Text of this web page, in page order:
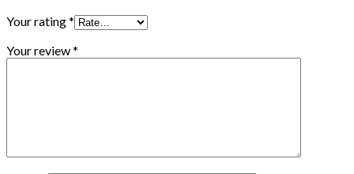
Your rating*
Your review*